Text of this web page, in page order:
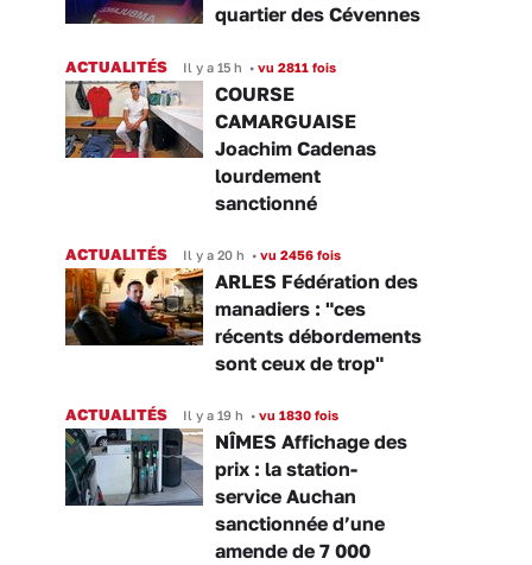
quartier des Cévennes
ACTUALITÉS Il y a 15 h • vu 2811 fois
COURSE
CAMARGUAISE
Joachim Cadenas
lourdement
sanctionné
ACTUALITÉS Il y a 20 h • vu 2456 fois
ARLES Fédération des
manadiers : "ces
récents débordements
sont ceux de trop"
ACTUALITÉS Il y a 19 h • vu 1830 fois
NÎMES Affichage des
prix : la station-
service Auchan
sanctionnée d’une
amende de 7 000